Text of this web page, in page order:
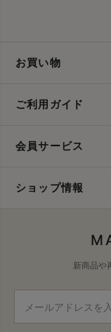
お買い物
ご利用ガイド
会員サービス
ショップ情報
新商品や